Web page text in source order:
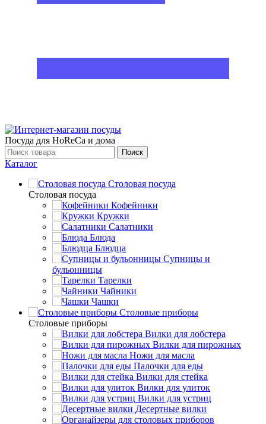
Посуда для HoReCa и дома
Поиск
Каталог
Столовая посуда
Столовая посуда
Кофейники
Кружки
Салатники
Блюда
Блюдца
Супницы и
бульонницы
Тарелки
Чайники
Чашки
Cтоловые приборы
Cтоловые приборы
Вилки для лобстера
Вилки для пирожных
Ножи для масла
Палочки для еды
Вилки для стейка
Вилки для улиток
Вилки для устриц
Десертные вилки